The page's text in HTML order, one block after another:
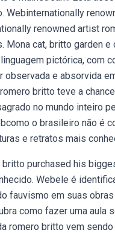
Webinternationally
renowned artist
Mona cat, britto garden
pictórica, com
observada e absorvida
britto teve a
no mundo inteiro
o brasileiro não é
e retratos mais
purchased his
Webele é
fauvismo em suas
como fazer uma aula
romero britto vem